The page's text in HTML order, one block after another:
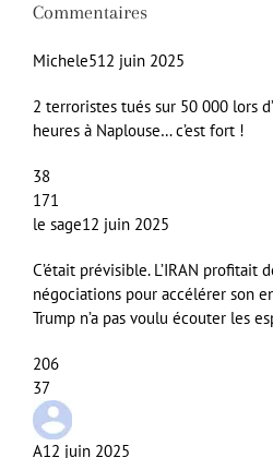
Commentaires
Michele512 juin 2025
2 terroristes tués sur 50 000 lors
heures à Naplouse… c’est fort !
38
171
le sage12 juin 2025
C’était prévisible. L’IRAN profitait
négociations pour accélérer son
Trump n’a pas voulu écouter les
206
37
A12 juin 2025